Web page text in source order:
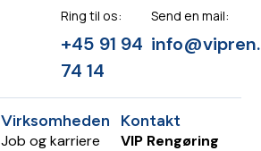
Ring til os:
+45 91 94
74 14
Send en mail:
Virksomheden
Job og karriere
Kontakt
VIP Rengøring